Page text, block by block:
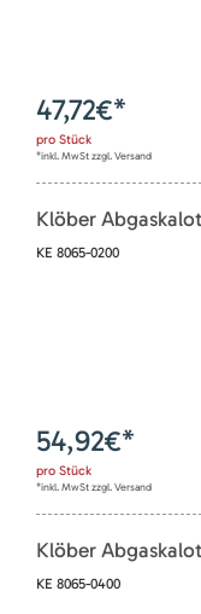
47,72€*
pro Stück
*inkl. MwSt zzgl. Versand
Klöber
KE 8065-0200
54,92€*
pro Stück
*inkl. MwSt zzgl. Versand
Klöber
KE 8065-0400